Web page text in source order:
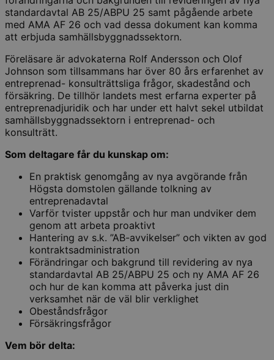
standardavtal AB 25/ABPU 25 samt pågående arbete
med AMA AF 26 och vad dessa dokument kan komma
att erbjuda samhällsbyggnadssektorn.
Föreläsare är advokaterna Rolf Andersson och Olof
Johnson som tillsammans har över 80 års erfarenhet av
entreprenad- konsulträttsliga frågor, skadestånd och
försäkring. De tillhör landets mest erfarna experter på
entreprenadjuridik och har under ett halvt sekel utbildat
samhällsbyggnadssektorn i entreprenad- och
konsulträtt.
Som deltagare får du kunskap om:
En praktisk genomgång av nya avgörande från
Högsta domstolen gällande tolkning av
entreprenadavtal
Varför tvister uppstår och hur man undviker dem
genom att arbeta proaktivt
Hantering av s.k. ”AB-avvikelser” och vikten av god
kontraktsadministration
Förändringar och bakgrund till revidering av nya
standardavtal AB 25/ABPU 25 och ny AMA AF 26
och hur de kan komma att påverka just din
verksamhet när de väl blir verklighet
Obeståndsfrågor
Försäkringsfrågor
Vem bör delta: